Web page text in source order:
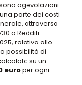
agevolazioni
parte dei costi
attraverso
o Redditi
relativa alle
possibilità di
su un
europer ogni